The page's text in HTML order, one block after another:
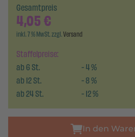
Staffelpreise:
ab6St. -4%
ab12St. -8%
ab24St. -12%
Gesamtpreis
4,05€
inkl. 7 % MwSt. zzgl.Versand
In den